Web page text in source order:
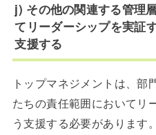
j) その他の関連する管理
てリーダーシップを実証
支援する
トップマネジメントは、
たちの責任範囲においてリ
う支援する必要があります。